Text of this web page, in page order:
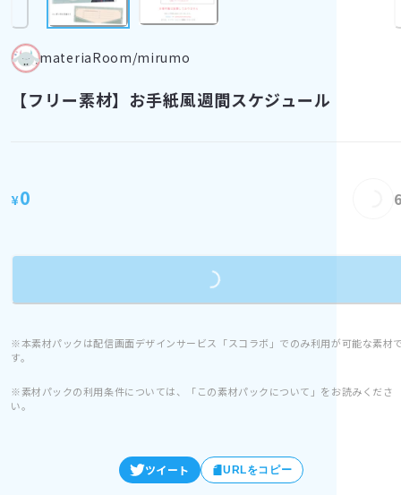
materiaRoom/mirumo
【フリー素材】お手紙風週間スケジュール
¥0
Loading...
※本素材パックは配信画面デザインサービス「スコラボ」でのみ利用が可能な素材
す。
※素材パックの利用条件については、「この素材パックについて」をお読みくださ
い。
ツイート URLをコピー